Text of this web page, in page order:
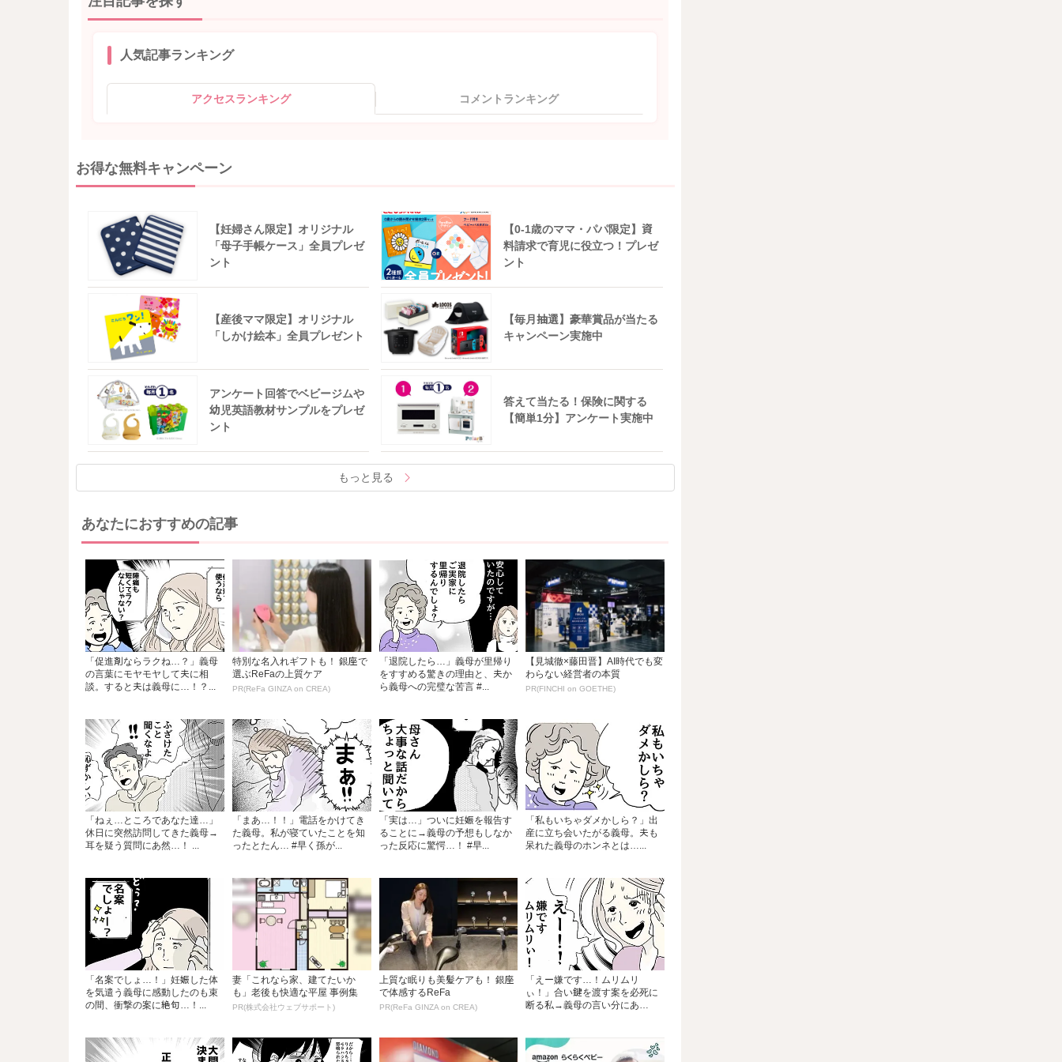
人気記事ランキング
アクセスランキング コメントランキング
お得な無料キャンペーン
【妊婦さん限定】オリジナル
「母子手帳ケース」全員プレゼ
ント
【0-1歳のママ・パパ限定】資
料請求で育児に役立つ！プレゼ
ント
【産後ママ限定】オリジナル
「しかけ絵本」全員プレゼント
【毎月抽選】豪華賞品が当たる
キャンペーン実施中
アンケート回答でベビージムや
幼児英語教材サンプルをプレゼ
ント
答えて当たる！保険に関する
【簡単1分】アンケート実施中
もっと見る
あなたにおすすめの記事
「促進剤ならラクね…？」義母
の言葉にモヤモヤして夫に相
談。すると夫は義母に…！？...
特別な名入れギフトも！ 銀座で
選ぶReFaの上質ケア
PR(ReFa GINZA on CREA)
「退院したら…」義母が里帰り
をすすめる驚きの理由と、夫か
ら義母への完璧な苦言 #...
【見城徹×藤田晋】AI時代でも変
わらない経営者の本質
PR(FINCHI on GOETHE)
「ねぇ…ところであなた達…」
休日に突然訪問してきた義母→
耳を疑う質問にあ然…！ ...
「まあ…！！」電話をかけてき
た義母。私が寝ていたことを知
ったとたん… #早く孫が...
「実は…」ついに妊娠を報告す
ることに→義母の予想もしなか
った反応に驚愕…！ #早...
「私もいちゃダメかしら？」出
産に立ち会いたがる義母。夫も
呆れた義母のホンネとは…...
「名案でしょ…！」妊娠した体
を気遣う義母に感動したのも束
の間、衝撃の案に絶句…！...
妻「これなら家、建てたいか
も」老後も快適な平屋 事例集
PR(株式会社ウェブサポート)
上質な眠りも美髪ケアも！ 銀座
で体感するReFa
PR(ReFa GINZA on CREA)
「えー嫌です…！ムリムリ
ぃ！」合い鍵を渡す案を必死に
断る私→義母の言い分にあ